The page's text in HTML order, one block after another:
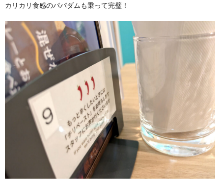
カリカリ食感のパパダムも乗って完璧！